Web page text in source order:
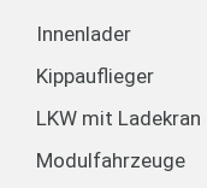
Innenlader
Kippauflieger
LKW mit Ladekran
Modulfahrzeuge